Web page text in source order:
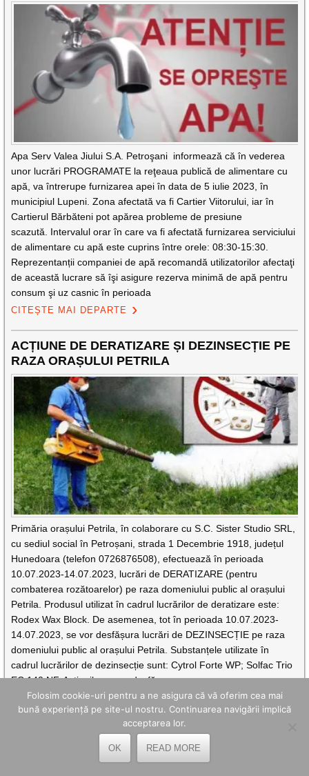
Apa Serv Valea Jiului S.A. Petroşani informează că în vederea
unor lucrări PROGRAMATE la reţeaua publică de alimentare cu
apă, va întrerupe furnizarea apei în data de 5 iulie 2023, în
municipiul Lupeni. Zona afectată va fi Cartier Viitorului, iar în
Cartierul Bărbăteni pot apărea probleme de presiune
scazută. Intervalul orar în care va fi afectată furnizarea serviciului
de alimentare cu apă este cuprins între orele: 08:30-15:30.
Reprezentanții companiei de apă recomandă utilizatorilor afectaţi
de această lucrare să îşi asigure rezerva minimă de apă pentru
consum şi uz casnic în perioada
CITEȘTE MAI DEPARTE
ACȚIUNE DE DERATIZARE ȘI DEZINSECȚIE PE
RAZA ORAȘULUI PETRILA
Primăria orașului Petrila, în colaborare cu S.C. Sister Studio SRL,
cu sediul social în Petroșani, strada 1 Decembrie 1918, județul
Hunedoara (telefon 0726876508), efectuează în perioada
10.07.2023-14.07.2023, lucrări de DERATIZARE (pentru
combaterea rozătoarelor) pe raza domeniului public al orașului
Petrila. Produsul utilizat în cadrul lucrărilor de deratizare este:
Rodex Wax Block. De asemenea, tot în perioada 10.07.2023-
14.07.2023, se vor desfășura lucrări de DEZINSECȚIE pe raza
domeniului public al orașului Petrila. Substanțele utilizate în
cadrul lucrărilor de dezinsecție sunt: Cytrol Forte WP; Solfac Trio
EC 140 NF. Acțiunile se vor desfășura
CITEȘTE MAI DEPARTE
RESTRICȚII DE TONAJ PE DRUMURILE
JUDEȚENE DIN HUNEDOARA AFECTATE DE
Folosim cookie-uri pentru a ne asigura că vă oferim cea mai
bună experiență pe site-ul nostru. Continuarea navigării implică
acceptarea lor.
OK READ MORE